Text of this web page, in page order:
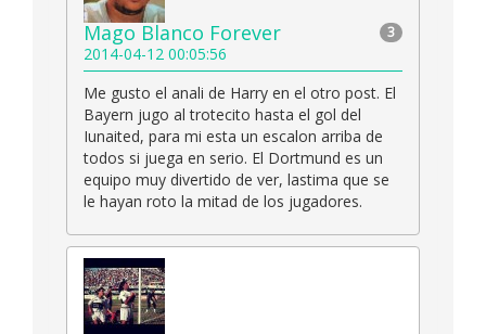
3
Mago Blanco Forever
2014-04-12 00:05:56
Me gusto el anali de Harry en el otro post. El
Bayern jugo al trotecito hasta el gol del
Iunaited, para mi esta un escalon arriba de
todos si juega en serio. El Dortmund es un
equipo muy divertido de ver, lastima que se
le hayan roto la mitad de los jugadores.